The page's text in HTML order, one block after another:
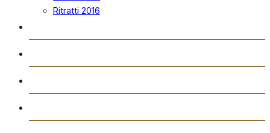
Ritratti 2016